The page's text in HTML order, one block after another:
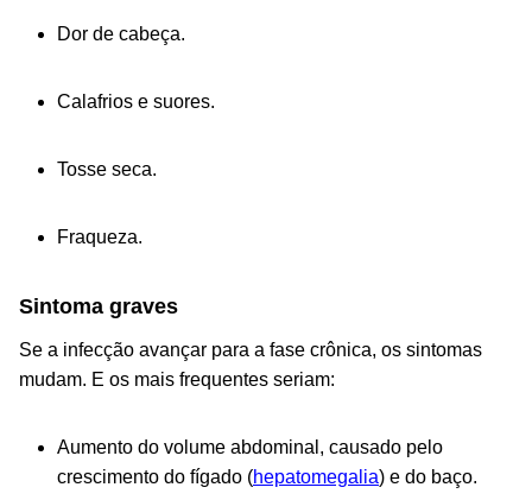
Dor de cabeça.
Calafrios e suores.
Tosse seca.
Fraqueza.
Sintoma graves
Se a infecção avançar para a fase crônica, os sintomas
mudam. E os mais frequentes seriam:
Aumento do volume abdominal, causado pelo
crescimento do fígado (hepatomegalia) e do baço.